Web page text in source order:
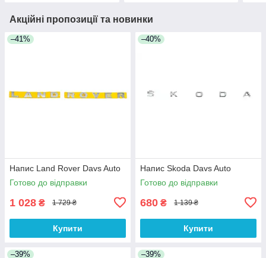
Акційні пропозиції та новинки
–41%
Напис Land Rover Davs Auto
Готово до відправки
1 028 ₴ 1 729 ₴
Купити
–40%
Напис Skoda Davs Auto
Готово до відправки
680 ₴ 1 139 ₴
Купити
–39% –39%